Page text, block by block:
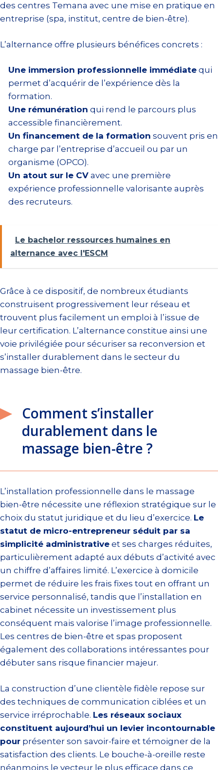
des centres Temana avec une mise en pratique en
entreprise (spa, institut, centre de bien-être).
L’alternance offre plusieurs bénéfices concrets :
Une immersion professionnelle immédiate qui
permet d’acquérir de l’expérience dès la
formation.
Une rémunération qui rend le parcours plus
accessible financièrement.
Un financement de la formation souvent pris en
charge par l’entreprise d’accueil ou par un
organisme (OPCO).
Un atout sur le CV avec une première
expérience professionnelle valorisante auprès
des recruteurs.
Le bachelor ressources humaines en
alternance avec l'ESCM
Grâce à ce dispositif, de nombreux étudiants
construisent progressivement leur réseau et
trouvent plus facilement un emploi à l’issue de
leur certification. L’alternance constitue ainsi une
voie privilégiée pour sécuriser sa reconversion et
s’installer durablement dans le secteur du
massage bien-être.
Comment s’installer
durablement dans le
massage bien-être ?
L’installation professionnelle dans le massage
bien-être nécessite une réflexion stratégique sur le
choix du statut juridique et du lieu d’exercice. Le
statut de micro-entrepreneur séduit par sa
simplicité administrative et ses charges réduites,
particulièrement adapté aux débuts d’activité avec
un chiffre d’affaires limité. L’exercice à domicile
permet de réduire les frais fixes tout en offrant un
service personnalisé, tandis que l’installation en
cabinet nécessite un investissement plus
conséquent mais valorise l’image professionnelle.
Les centres de bien-être et spas proposent
également des collaborations intéressantes pour
débuter sans risque financier majeur.
La construction d’une clientèle fidèle repose sur
des techniques de communication ciblées et un
service irréprochable. Les réseaux sociaux
constituent aujourd’hui un levier incontournable
pour présenter son savoir-faire et témoigner de la
satisfaction des clients. Le bouche-à-oreille reste
néanmoins le vecteur le plus efficace dans ce